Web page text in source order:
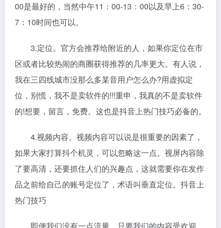
00是最好的，当然中午11：00-13：00以及早上6：30-
7：10时间也可以。
3.定位。官方会推荐给附近的人，如果你定位在市
区或者比较热闹的商圈获得推荐的几率更大。有人说，
我在三四线城市没那么多某音用户怎么办?用虚拟定
位，别慌，我不是卖软件的!!!重申，我真的不是卖软件
的!想要，留言，免费。这也是抖音上热门技巧必备的。
4.视频内容。视频内容可以说是很重要的因素了，
如果大家打算抖个机灵，可以忽略这一点。视屏内容除
了要高清，还要抓住人们的兴趣点，这就需要你在发作
品之前给自己的账号定位了，术语叫垂直定位。抖音上
热门技巧